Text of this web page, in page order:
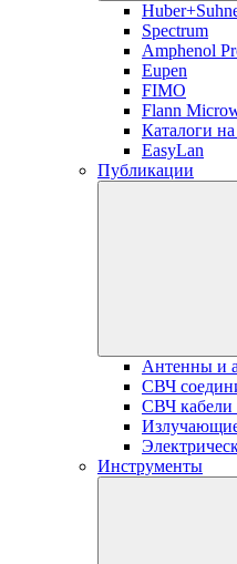
Spectrum
Amphenol
Eupen
FIMO
Flann
Каталоги
EasyLan
Публикации
Антенны и
СВЧ
СВЧ кабели
Инструменты